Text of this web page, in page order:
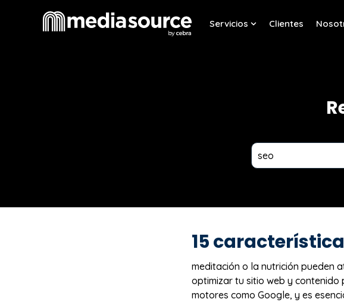
Servicios
Show submenu for
Clientes
15
meditación o la nutrición pueden
optimizar tu sitio web y
motores como Google, y es